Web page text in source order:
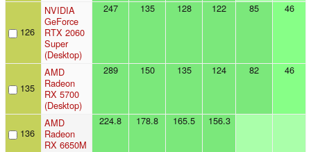
126
NVIDIA
GeForce
RTX 2060
Super
(Desktop)
247 135 128 122 85 46
135
AMD
Radeon
RX 5700
(Desktop)
289 150 135 124 82 46
136
AMD
Radeon
RX 6650M
224.8 178.8 165.5 156.3